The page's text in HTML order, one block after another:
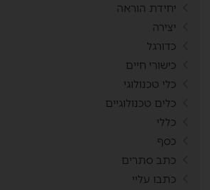
יחידת הוראה
יצירה
כדורגל
כישורי חיים
כלי טכנולוגי
כלים טכנולוגיים
כללי
כסף
כתב סתרים
כתבו עליי